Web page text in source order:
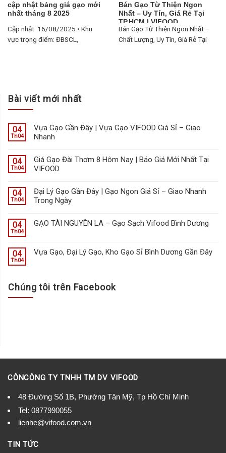
cập nhật bảng giá gạo mới
nhất tháng 8 2025
Cập nhật: 16/08/2025 • Khu
vực trọng điểm: ĐBSCL,
Bán Gạo Từ Thiện Ngon
Nhất – Uy Tín, Giá Rẻ Tại
TP.HCM | VIFOOD
Bán Gạo Từ Thiện Ngon Nhất –
Chất Lượng, Uy Tín, Giá Rẻ Tại
Bài viết mới nhất
04
Th04
Vựa Gạo Gần Đây | Vựa Gạo VIFOOD Giá Sỉ – Giao
Nhanh
04
Th04
Giá Gạo Đài Thơm 8 Hôm Nay | Báo Giá Mới Nhất Tại
VIFOOD
04
Th04
Đại Lý Gạo Gần Đây | Gạo Ngon Giá Sỉ – Giao Nhanh
Trong Ngày
04
Th04
GẠO TÀI NGUYÊN LA – Gạo Sạch Vifood Bình Dương
04
Th04
Vựa Gạo, Đại Lý Gạo, Kho Gạo Sỉ Bình Dương Gần Đây
Chúng tôi trên Facebook
CÔNCÔNG TY TNHH TM DV VIFOOD
48 Đường Số 1B, Phường Tân Mỹ, Tp Hồ Chí Minh
Tel: 0877990055
lienhe@vifood.com.vn
TIN TỨC